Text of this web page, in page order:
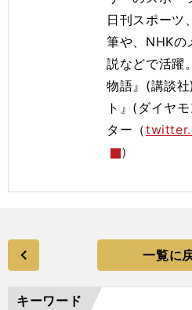
日刊スポーツ
筆や、NHKの
説などで活躍
物語』(講談
ト』(ダイヤ
ター（
）
一覧に
キーワード